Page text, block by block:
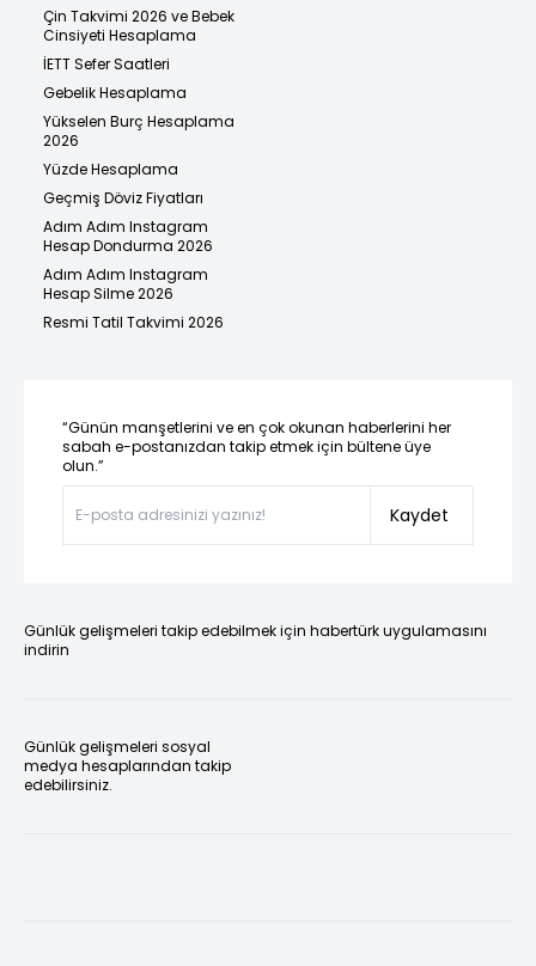
Çin Takvimi 2026 ve Bebek
Cinsiyeti Hesaplama
İETT Sefer Saatleri
Gebelik Hesaplama
Yükselen Burç Hesaplama
2026
Yüzde Hesaplama
Geçmiş Döviz Fiyatları
Adım Adım Instagram
Hesap Dondurma 2026
Adım Adım Instagram
Hesap Silme 2026
Resmi Tatil Takvimi 2026
“Günün manşetlerini ve en çok okunan haberlerini her
sabah e-postanızdan takip etmek için bültene üye
olun.”
Kaydet
Günlük gelişmeleri takip edebilmek için habertürk uygulamasını
indirin
Günlük gelişmeleri sosyal
medya hesaplarından takip
edebilirsiniz.